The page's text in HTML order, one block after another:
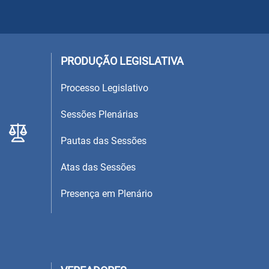
PRODUÇÃO LEGISLATIVA
Processo Legislativo
Sessões Plenárias
Pautas das Sessões
Atas das Sessões
Presença em Plenário